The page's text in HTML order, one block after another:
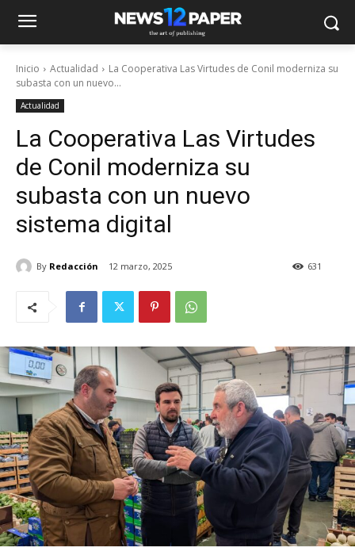
Inicio Actualidad
La Cooperativa Las Virtudes de Conil moderniza su
subasta con un nuevo...
Actualidad
La Cooperativa Las Virtudes
de Conil moderniza su
subasta con un nuevo
sistema digital
By Redacción 12 marzo, 2025 631